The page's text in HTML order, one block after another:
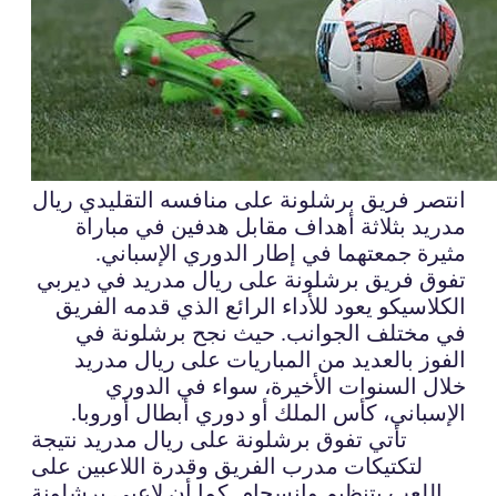
انتصر فريق برشلونة على منافسه التقليدي ريال
مدريد بثلاثة أهداف مقابل هدفين في مباراة
مثيرة جمعتهما في إطار الدوري الإسباني.
تفوق فريق برشلونة على ريال مدريد في ديربي
الكلاسيكو يعود للأداء الرائع الذي قدمه الفريق
في مختلف الجوانب. حيث نجح برشلونة في
الفوز بالعديد من المباريات على ريال مدريد
خلال السنوات الأخيرة، سواء في الدوري
الإسباني، كأس الملك أو دوري أبطال أوروبا.
تأتي تفوق برشلونة على ريال مدريد نتيجة
لتكتيكات مدرب الفريق وقدرة اللاعبين على